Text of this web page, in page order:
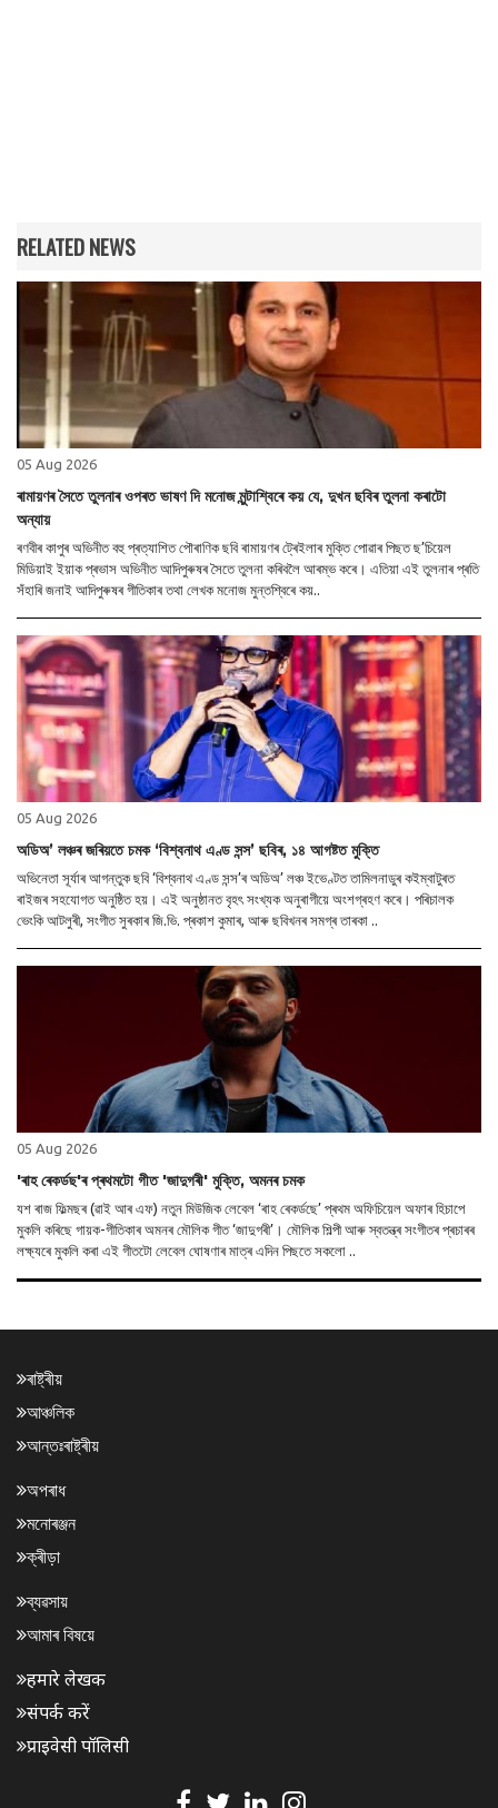
RELATED NEWS
05 Aug 2026
ৰামায়ণৰ সৈতে তুলনাৰ ওপৰত ভাষণ দি মনোজ মুন্টাশ্বিৰে কয় যে, দুখন ছবিৰ তুলনা কৰাটো
অন্যায়
ৰণবীৰ কাপুৰ অভিনীত বহু প্ৰত্যাশিত পৌৰাণিক ছবি ৰামায়ণৰ ট্ৰেইলাৰ মুক্তি পোৱাৰ পিছত ছ’চিয়েল
মিডিয়াই ইয়াক প্ৰভাস অভিনীত আদিপুৰুষৰ সৈতে তুলনা কৰিবলৈ আৰম্ভ কৰে। এতিয়া এই তুলনাৰ প্ৰতি
সঁহাৰি জনাই আদিপুৰুষৰ গীতিকাৰ তথা লেখক মনোজ মুন্তশ্বিৰে কয়..
05 Aug 2026
অডিঅ’ লঞ্চৰ জৰিয়তে চমক ‘বিশ্বনাথ এণ্ড সন্স’ ছবিৰ, ১৪ আগষ্টত মুক্তি
অভিনেতা সূৰ্যাৰ আগন্তুক ছবি ‘বিশ্বনাথ এণ্ড সন্স’ৰ অডিঅ’ লঞ্চ ইভেণ্টত তামিলনাডুৰ কইম্বাটুৰত
ৰাইজৰ সহযোগত অনুষ্ঠিত হয়। এই অনুষ্ঠানত বৃহৎ সংখ্যক অনুৰাগীয়ে অংশগ্ৰহণ কৰে। পৰিচালক
ভেংকি আটলুৰী, সংগীত সুৰকাৰ জি.ভি. প্ৰকাশ কুমাৰ, আৰু ছবিখনৰ সমগ্ৰ তাৰকা ..
05 Aug 2026
'ৰাহ ৰেকৰ্ডছ'ৰ প্ৰথমটো গীত 'জাদুগৰী' মুক্তি, অমনৰ চমক
যশ ৰাজ ফিল্মছৰ (ৱাই আৰ এফ) নতুন মিউজিক লেবেল ‘ৰাহ ৰেকৰ্ডছে’ প্ৰথম অফিচিয়েল অফাৰ হিচাপে
মুকলি কৰিছে গায়ক-গীতিকাৰ অমনৰ মৌলিক গীত ‘জাদুগৰী’। মৌলিক শিল্পী আৰু স্বতন্ত্ৰ সংগীতৰ প্ৰচাৰৰ
লক্ষ্যৰে মুকলি কৰা এই গীতটো লেবেল ঘোষণাৰ মাত্ৰ এদিন পিছতে সকলো ..
ৰাষ্ট্ৰীয়
আঞ্চলিক
আন্তঃৰাষ্ট্ৰীয়
অপৰাধ
মনোৰঞ্জন
ক্ৰীড়া
ব্যৱসায়
আমাৰ বিষয়ে
हमारे लेखक
संपर्क करें
प्राइवेसी पॉलिसी